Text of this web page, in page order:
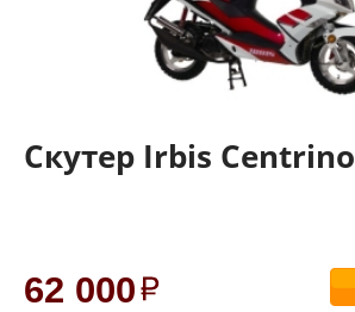
Скутер Irbis Centrino
62 000